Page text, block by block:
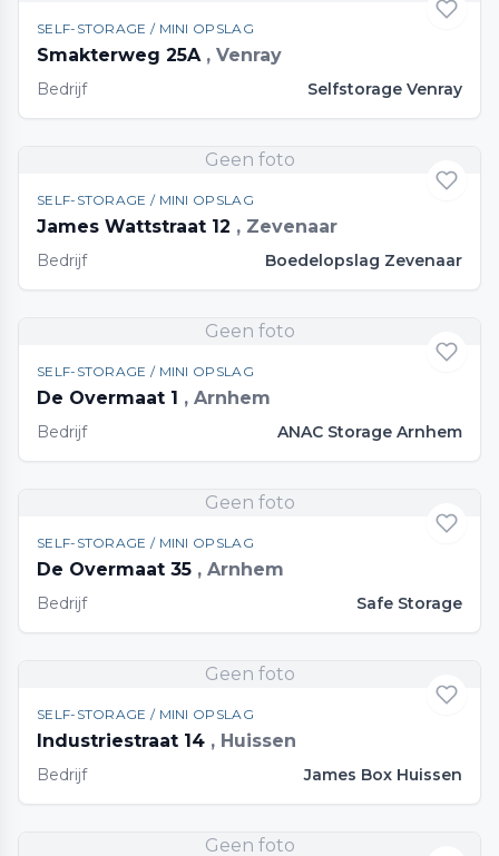
SELF-STORAGE / MINI OPSLAG
Smakterweg 25A , Venray
Bedrijf Selfstorage Venray
Geen foto
SELF-STORAGE / MINI OPSLAG
James Wattstraat 12 , Zevenaar
Bedrijf Boedelopslag Zevenaar
Geen foto
SELF-STORAGE / MINI OPSLAG
De Overmaat 1 , Arnhem
Bedrijf ANAC Storage Arnhem
Geen foto
SELF-STORAGE / MINI OPSLAG
De Overmaat 35 , Arnhem
Bedrijf Safe Storage
Geen foto
SELF-STORAGE / MINI OPSLAG
Industriestraat 14 , Huissen
Bedrijf James Box Huissen
Geen foto